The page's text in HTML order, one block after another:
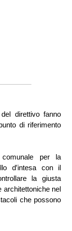
del direttivo fanno
di riferimento
comunale per la
d′intesa con il
la giusta
architettoniche nel
che possono